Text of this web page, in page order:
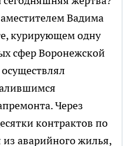
Вадима
курирующем одну
сфер Воронежской
Через
контрактов по
аварийного жилья,